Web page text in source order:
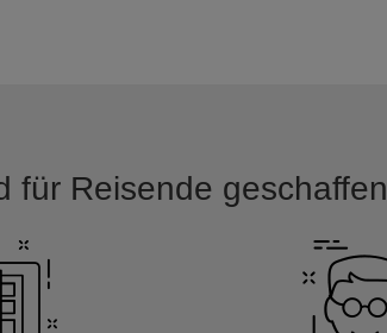
für Reisende geschaffen